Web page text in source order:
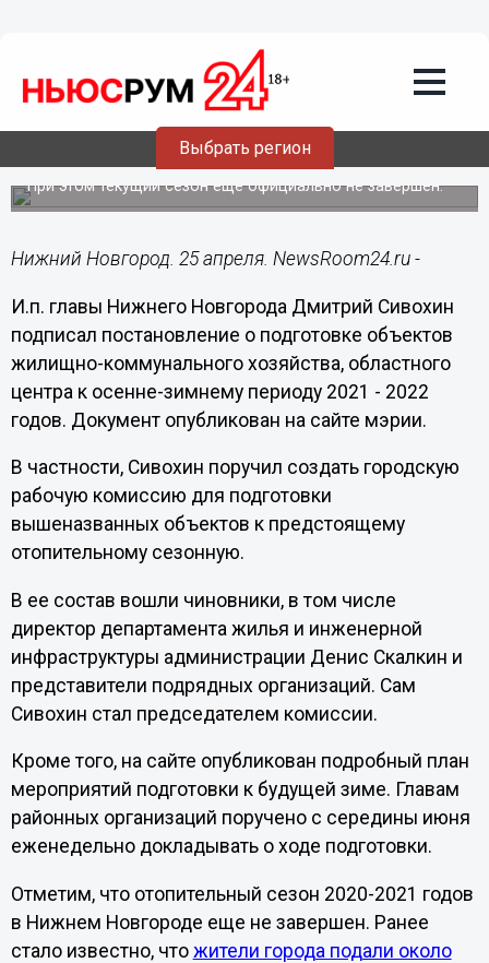
Выбрать регион
Мэрия поручила начать подготовку
Нижнего Новгорода к новому
отопительному сезону
При этом текущий сезон еще официально не завершен.
Нижний Новгород. 25 апреля. NewsRoom24.ru -
И.п. главы Нижнего Новгорода Дмитрий Сивохин
подписал постановление о подготовке объектов
жилищно-коммунального хозяйства, областного
центра к осенне-зимнему периоду 2021 - 2022
годов. Документ опубликован на сайте мэрии.
В частности, Сивохин поручил создать городскую
рабочую комиссию для подготовки
вышеназванных объектов к предстоящему
отопительному сезонную.
В ее состав вошли чиновники, в том числе
директор департамента жилья и инженерной
инфраструктуры администрации Денис Скалкин и
представители подрядных организаций. Сам
Сивохин стал председателем комиссии.
Кроме того, на сайте опубликован подробный план
мероприятий подготовки к будущей зиме. Главам
районных организаций поручено с середины июня
еженедельно докладывать о ходе подготовки.
Отметим, что отопительный сезон 2020-2021 годов
в Нижнем Новгороде еще не завершен. Ранее
стало известно, что жители города подали около